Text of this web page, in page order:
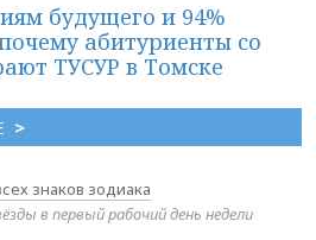
будущего и 94%
абитуриенты со
ТУСУР в Томске
>
знаков зодиака
в первый рабочий день недели